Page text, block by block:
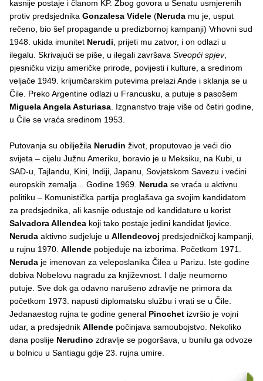
kasnije postaje i članom KP. Zbog govora u Senatu usmjerenih
protiv predsjednika Gonzalesa Videle (Neruda mu je, usput
rečeno, bio šef propagande u predizbornoj kampanji) Vrhovni sud
1948. ukida imunitet Nerudi , prijeti mu zatvor, i on odlazi u
ilegalu. Skrivajući se piše, u ilegali završava Sveopći spjev,
pjesničku viziju američke prirode, povijesti i kulture, a sredinom
veljače 1949. krijumčarskim putevima prelazi Ande i sklanja se u
Čile. Preko Argentine odlazi u Francusku, a putuje s pasošem
Miguela Angela Asturiasa . Izgnanstvo traje više od četiri godine,
u Čile se vraća sredinom 1953.
Putovanja su obilježila Nerudin život, proputovao je veći dio
svijeta – cijelu Južnu Ameriku, boravio je u Meksiku, na Kubi, u
SAD-u, Tajlandu, Kini, Indiji, Japanu, Sovjetskom Savezu i većini
europskih zemalja... Godine 1969. Neruda se vraća u aktivnu
politiku – Komunistička partija proglašava ga svojim kandidatom
za predsjednika, ali kasnije odustaje od kandidature u korist
Salvadora Allendea koji tako postaje jedini kandidat ljevice.
Neruda aktivno sudjeluje u Allendeovoj predsjedničkoj kampanji,
u rujnu 1970. Allende pobjeđuje na izborima. Početkom 1971.
Neruda je imenovan za veleposlanika Čilea u Parizu. Iste godine
dobiva Nobelovu nagradu za književnost. I dalje neumorno
putuje. Sve dok ga odavno narušeno zdravlje ne primora da
početkom 1973. napusti diplomatsku službu i vrati se u Čile.
Jedanaestog rujna te godine general Pinochet izvršio je vojni
udar, a predsjednik Allende počinjava samoubojstvo. Nekoliko
dana poslije Nerudino zdravlje se pogoršava, u bunilu ga odvoze
u bolnicu u Santiagu gdje 23. rujna umire.